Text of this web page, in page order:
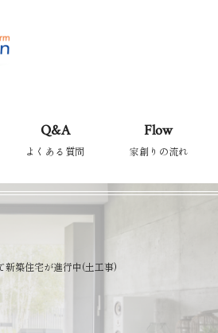
Q&A
よくある質問
Flow
家創りの流れ
新築住宅が進行中(土工事)